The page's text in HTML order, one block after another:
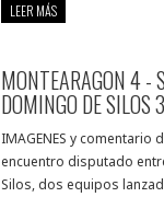
LEER MÁS
MONTEARAGON 4 -
DOMINGO DE SILOS 3
IMAGENES y comentario
encuentro disputado
Silos, dos equipos